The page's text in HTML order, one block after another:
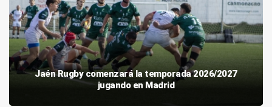
Jaén Rugby comenzará la temporada 2026/2027
jugando en Madrid